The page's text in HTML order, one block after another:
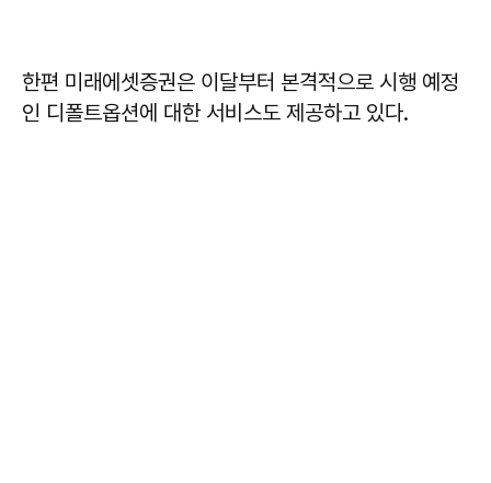
한편 미래에셋증권은 이달부터 본격적으로 시행 예정
인 디폴트옵션에 대한 서비스도 제공하고 있다.